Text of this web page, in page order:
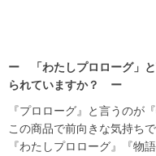
ー 「わたしプロローグ」
られていますか？ ー
『プロローグ』と言うのが
この商品で前向きな気持ち
『わたしプロローグ』『物